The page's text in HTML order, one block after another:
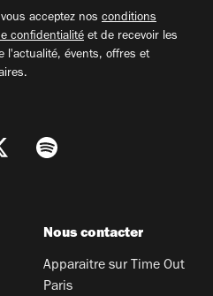
acceptez nos conditions
confidentialité et de recevoir les
l'actualité, évents, offres et
Nous contacter
Apparaitre sur Time Out
Paris